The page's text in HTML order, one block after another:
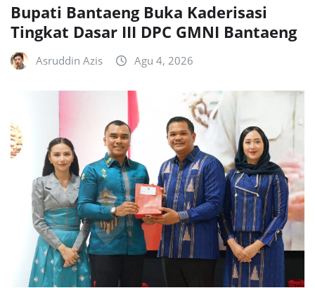
Bupati Bantaeng Buka Kaderisasi
Tingkat Dasar III DPC GMNI Bantaeng
Asruddin Azis Agu 4, 2026